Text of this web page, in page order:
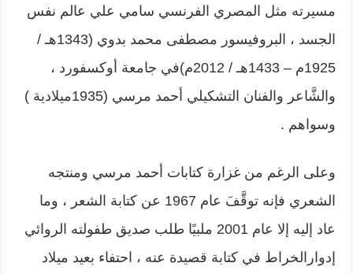
مسيرته مثل المصري الفرنسي سامي علي عالم نفس
الجسد ، البروفيسور مصطفى محمد بدوي (1343هـ /
1925م – 1433هـ / 2012م)في جامعة أوكسفورد ،
والشَّاعر والفنان التشكيلي أحمد مرسي (1935ميلادية )
وسواهم .
وعلى الرغم من غزارة كتابات أحمد مرسي ومنتجه
الشعري فإنه توقَّفَ عام 1967 عن كتابة الشعر ، وما
عاد إليه إلا عام 2001 ملبيًا طلب صديق طفولته الروائي
إدوارالخراط في كتابة قصيدة عنه ، احتفاء بعيد ميلاد